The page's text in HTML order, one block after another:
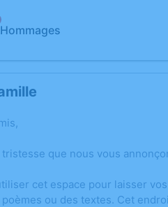
Hommages
tristesse que nous vous
cet espace pour laisser
ou des textes. Cet